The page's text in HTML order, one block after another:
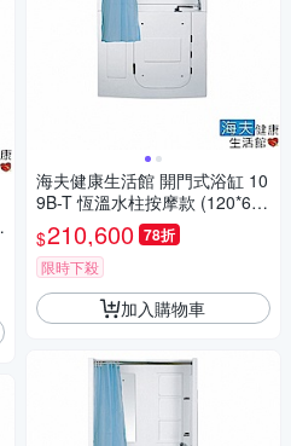
海夫健康生活館 開門式浴缸 10
9B-T 恆溫水柱按摩款 (120*68*
205cm)
$210,600 78折
限時下殺
加入購物車